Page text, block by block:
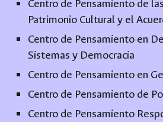
Centro de Pensamiento de
Patrimonio Cultural y el
Centro de Pensamiento en
Sistemas y Democracia
Centro de Pensamiento en
Centro de Pensamiento de
Centro de Pensamiento